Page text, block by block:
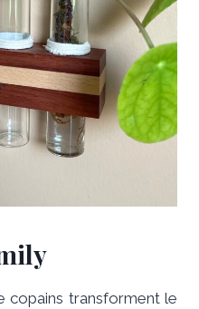
copains transforment le